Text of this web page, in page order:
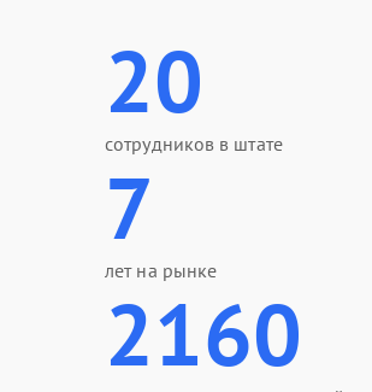
20
сотрудников в штате
7
лет на рынке
2160